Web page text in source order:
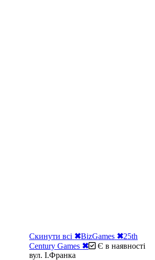
Скинути всі ✖BizGames ✖25th
Century Games ✖
Є в наявності
вул. І.Франка